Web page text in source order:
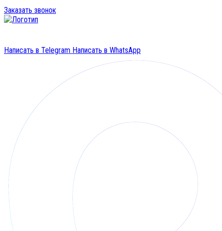
Заказать звонок
Написать в Telegram Написать в WhatsApp